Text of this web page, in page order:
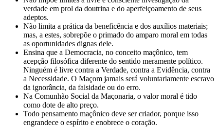
verdade em prol da doutrina e do aperfeiçoamento de seus
adeptos.
Não limita a prática da beneficência e dos auxílios materiais;
mas, a estes, sobrepõe o primado do amparo moral em todas
as oportunidades dignas dele.
Ensina que a Democracia, no conceito maçônico, tem
acepção filosófica diferente do sentido meramente político.
Ninguém é livre contra a Verdade, contra a Evidência, contra
a Necessidade. O Maçom jamais será voluntariamente escravo
da ignorância, da falsidade ou do erro.
Na Comunhão Social da Maçonaria, o valor moral é tido
como dote de alto preço.
Todo pensamento maçônico deve ser criador, porque isso
engrandece o espírito e enobrece o coração.